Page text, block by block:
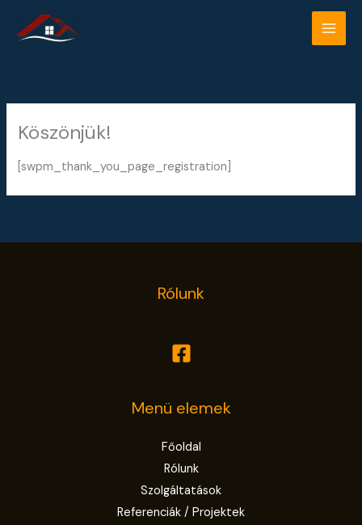
Köszönjük!
[swpm_thank_you_page_registration]
Rólunk
Menü elemek
Főoldal
Rólunk
Szolgáltatások
Referenciák / Projektek